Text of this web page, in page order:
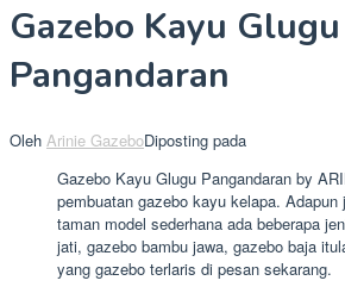
Gazebo Kayu Glugu
Pangandaran
Oleh Arinie GazeboDiposting pada
Gazebo Kayu Glugu Pangandaran by
pembuatan gazebo kayu kelapa. Adapun
taman model sederhana ada beberapa
jati, gazebo bambu jawa, gazebo baja
yang gazebo terlaris di pesan sekarang.